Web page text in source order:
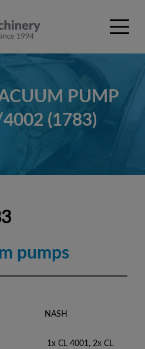
PUMP
(1783)
pumps
NASH
4001, 2x CL